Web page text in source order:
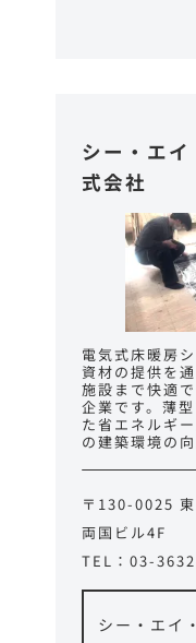
シー・エ
式会社
電気式床暖房
資材の提供を
施設まで快適
企業です。薄
た省エネルギ
の建築環境の
〒130-0025
両国ビル4F
TEL：03-
シー・エイ